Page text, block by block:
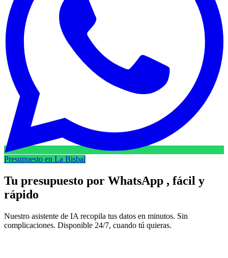
Presupuesto en La Bisbal
Tu presupuesto por WhatsApp , fácil y
rápido
Nuestro asistente de IA recopila tus datos en minutos. Sin
complicaciones. Disponible 24/7, cuando tú quieras.